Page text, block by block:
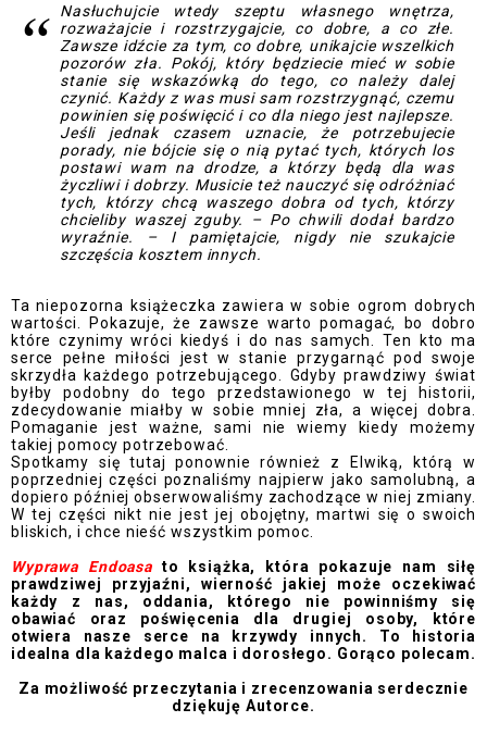
Nasłuchujcie wtedy szeptu własnego wnętrza,
rozważajcie i rozstrzygajcie, co dobre, a co złe.
Zawsze idźcie za tym, co dobre, unikajcie wszelkich
pozorów zła. Pokój, który będziecie mieć w sobie
stanie się wskazówką do tego, co należy dalej
czynić. Każdy z was musi sam rozstrzygnąć, czemu
powinien się poświęcić i co dla niego jest najlepsze.
Jeśli jednak czasem uznacie, że potrzebujecie
porady, nie bójcie się o nią pytać tych, których los
postawi wam na drodze, a którzy będą dla was
życzliwi i dobrzy. Musicie też nauczyć się odróżniać
tych, którzy chcą waszego dobra od tych, którzy
chcieliby waszej zguby. – Po chwili dodał bardzo
wyraźnie. – I pamiętajcie, nigdy nie szukajcie
szczęścia kosztem innych.
Ta niepozorna książeczka zawiera w sobie ogrom dobrych
wartości. Pokazuje, że zawsze warto pomagać, bo dobro
które czynimy wróci kiedyś i do nas samych. Ten kto ma
serce pełne miłości jest w stanie przygarnąć pod swoje
skrzydła każdego potrzebującego. Gdyby prawdziwy świat
byłby podobny do tego przedstawionego w tej historii,
zdecydowanie miałby w sobie mniej zła, a więcej dobra.
Pomaganie jest ważne, sami nie wiemy kiedy możemy
takiej pomocy potrzebować.
Spotkamy się tutaj ponownie również z Elwiką, którą w
poprzedniej części poznaliśmy najpierw jako samolubną, a
dopiero później obserwowaliśmy zachodzące w niej zmiany.
W tej części nikt nie jest jej obojętny, martwi się o swoich
bliskich, i chce nieść wszystkim pomoc.
Wyprawa Endoasato książka, która pokazuje nam siłę
prawdziwej przyjaźni, wierność jakiej może oczekiwać
każdy z nas, oddania, którego nie powinniśmy się
obawiać oraz poświęcenia dla drugiej osoby, które
otwiera nasze serce na krzywdy innych. To historia
idealna dla każdego malca i dorosłego. Gorąco polecam.
Za możliwość przeczytania i zrecenzowania serdecznie
dziękuję Autorce.